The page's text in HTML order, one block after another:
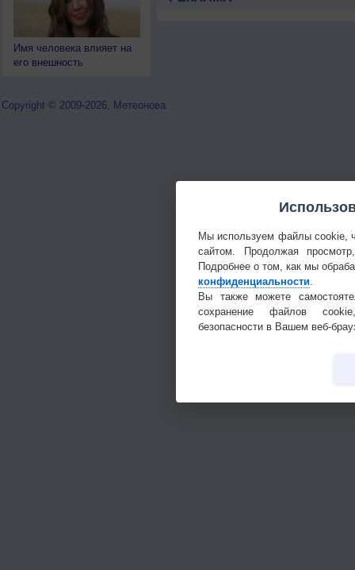
Имя человека влияет на
его внешность
Copyright © 2009-2026, Метеонова
Мы используем файлы cookie,
сайтом. Продолжая
Подробнее о том, как мы
конфиденциальности.
Вы также можете
сохранение файлов
безопасности в Вашем веб-